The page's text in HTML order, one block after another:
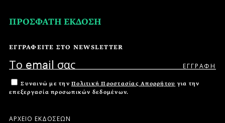
ΠΡΟΣΦΑΤΗ ΕΚΔΟΣΗ
ΕΓΓΡΑΦΕΙΤΕ ΣΤΟ NEWSLETTER
Συναινώ με την Πολιτική Προστασίας Απορρήτου για την
επεξεργασία προσωπικών δεδομένων.
ΑΡΧΕΙΟ ΕΚΔΟΣΕΩΝ